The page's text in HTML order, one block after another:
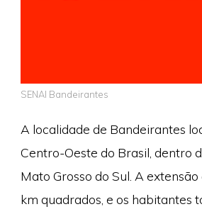
SENAI Bandeirantes
A localidade de Bandeirantes
Centro-Oeste do Brasil, dentro
Mato Grosso do Sul. A
km quadrados, e os habitantes